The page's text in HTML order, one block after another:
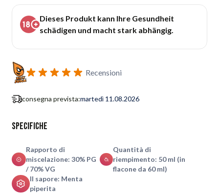
Dieses Produkt kann Ihre Gesundheit
schädigen und macht stark abhängig.
Recensioni
consegna prevista:martedì 11.08.2026
Specifiche
Rapporto di
miscelazione: 30% PG
/ 70% VG
Quantità di
riempimento: 50 ml (in
flacone da 60 ml)
Il sapore: Menta
piperita